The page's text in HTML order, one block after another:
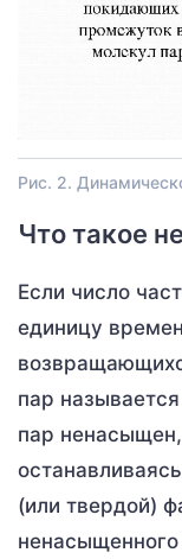
Рис. 2.
Что такое
Если число
единицу
пар
пар
(или твердой)